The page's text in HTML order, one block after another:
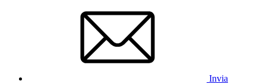
Invia